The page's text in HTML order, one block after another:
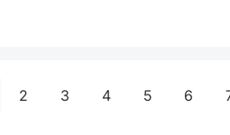
2 3 4 5 6